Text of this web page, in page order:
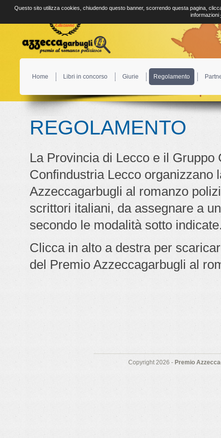
Home Libri in concorso Giurie Regolamento
REGOLAMENTO
La Provincia di Lecco e il Gruppo
Confindustria Lecco organizzano
Azzeccagarbugli al romanzo
scrittori italiani, da assegnare a
secondo le modalità sotto
Clicca in alto a destra per
del Premio Azzeccagarbugli al
Copyright 2026 - Premio
Questo sito utilizza cookies, chiudendo questo banner, scorrendo questa pagina,
informazioni